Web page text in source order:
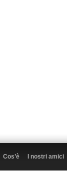
Cos’è I nostri amici